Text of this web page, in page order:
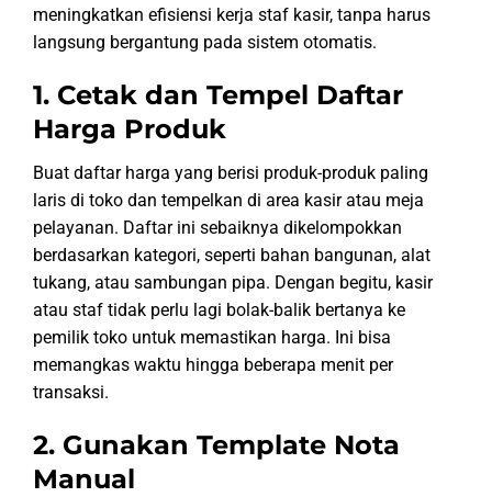
meningkatkan efisiensi kerja staf kasir, tanpa harus
langsung bergantung pada sistem otomatis.
1. Cetak dan Tempel Daftar
Harga Produk
Buat daftar harga yang berisi produk-produk paling
laris di toko dan tempelkan di area kasir atau meja
pelayanan. Daftar ini sebaiknya dikelompokkan
berdasarkan kategori, seperti bahan bangunan, alat
tukang, atau sambungan pipa. Dengan begitu, kasir
atau staf tidak perlu lagi bolak-balik bertanya ke
pemilik toko untuk memastikan harga. Ini bisa
memangkas waktu hingga beberapa menit per
transaksi.
2. Gunakan Template Nota
Manual